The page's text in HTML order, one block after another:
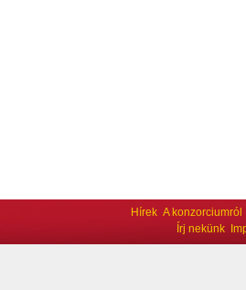
Hírek A konzorciumról
Írj nekünk